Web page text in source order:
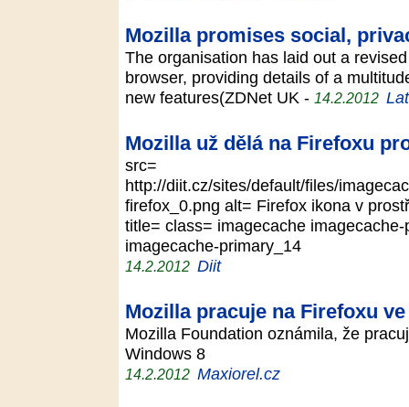
Mozilla promises social,
The organisation has laid out a
browser, providing details of a
new features(ZDNet UK - 14.2.2012
Mozilla už dělá na Firefoxu
src=
http://diit.cz/sites/default/files/
firefox_0.png alt= Firefox ikona v
title= class= imagecache
imagecache-primary_14
14.2.2012 Diit
Mozilla pracuje na Firefoxu
Mozilla Foundation oznámila, že
Windows 8
14.2.2012 Maxiorel.cz